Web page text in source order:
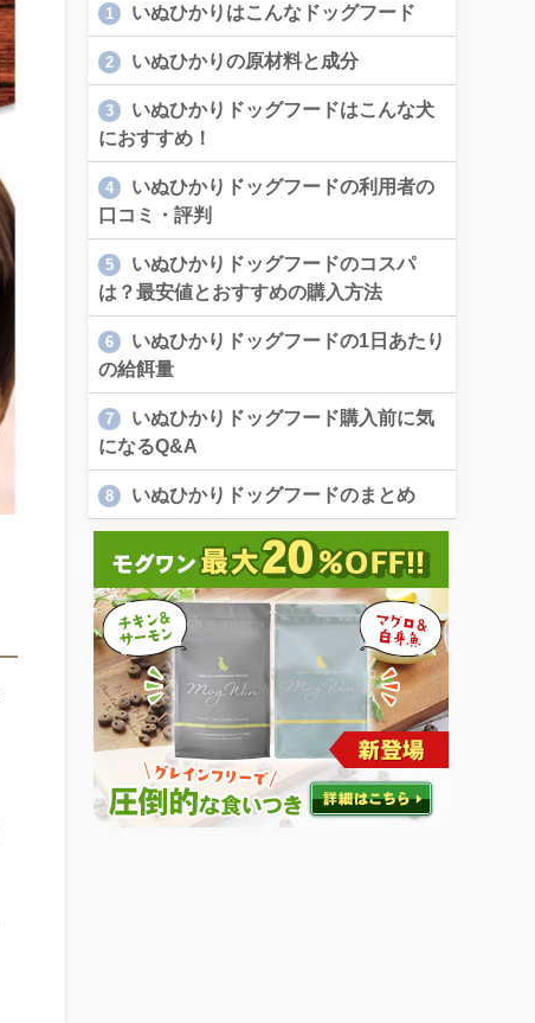
1 いぬひかりはこんなドッグフード
2 いぬひかりの原材料と成分
3
いぬひかりドッグフードはこんな犬
におすすめ！
4
いぬひかりドッグフードの利用者の
口コミ・評判
5
いぬひかりドッグフードのコスパ
は？最安値とおすすめの購入方法
6
いぬひかりドッグフードの1日あたり
の給餌量
7
いぬひかりドッグフード購入前に気
になるQ&A
8 いぬひかりドッグフードのまとめ